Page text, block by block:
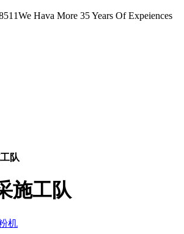
We Hava More 35 Years Of Expeiences
队
施工队